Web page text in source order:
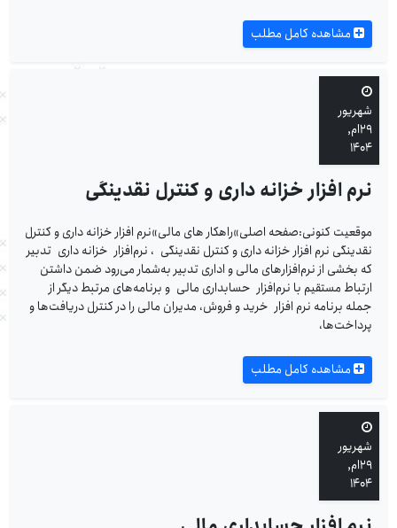
مشاهده کامل مطلب
شهریور
۲۹ام,
۱۴۰۴
نرم افزار خزانه داری و کنترل نقدینگی
موقعیت کنونی:صفحه اصلی»راهکار های مالی»نرم افزار خزانه داری و کنترل
نقدینگی نرم افزار خزانه داری و کنترل نقدینگی ، نرم‌افزار خزانه داری تدبیر
که بخشی از نرم‌افزارهای مالی و اداری تدبیر به‌شمار می‌رود ضمن داشتن
ارتباط مستقیم با نرم‌افزار حسابداری مالی و برنامه‌های مرتبط دیگر از
جمله برنامه نرم افزار خرید و فروش، مدیران مالی را در کنترل دریافت‌ها و
پرداخت‌ها،
مشاهده کامل مطلب
شهریور
۲۹ام,
۱۴۰۴